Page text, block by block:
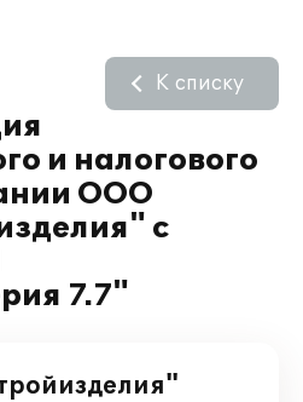
и налогового
ООО
с
7.7"
К списку